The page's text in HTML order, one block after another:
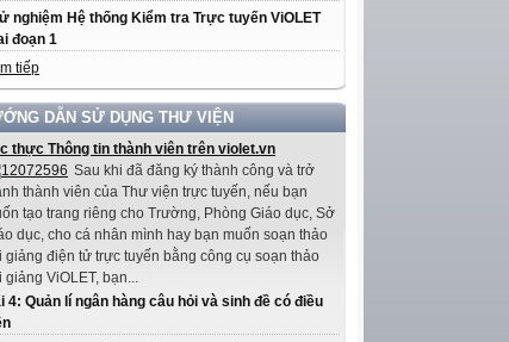
nghiệm Hệ thống Kiểm tra Trực tuyến ViOLET
đoạn 1
tiếp
DẪN SỬ DỤNG THƯ VIỆN
thực Thông tin thành viên trên violet.vn
Sau khi đã đăng ký thành công và trở
thành viên của Thư viện trực tuyến, nếu bạn
tạo trang riêng cho Trường, Phòng Giáo dục, Sở
dục, cho cá nhân mình hay bạn muốn soạn thảo
giảng điện tử trực tuyến bằng công cụ soạn thảo
giảng ViOLET, bạn...
4: Quản lí ngân hàng câu hỏi và sinh đề có điều